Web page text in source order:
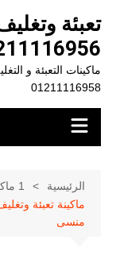
المحتوى– 01211116958
01211116958
الرئيسية
1 ماكينات تعبئة وتغليف السوائل فى اكياس
منسى